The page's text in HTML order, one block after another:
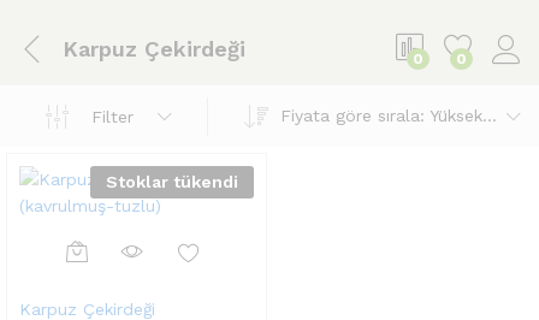
Karpuz Çekirdeği 0 0
Filter Fiyata göre sırala: Yüksekten düşüğe
Stoklar tükendi
Karpuz Çekirdeği